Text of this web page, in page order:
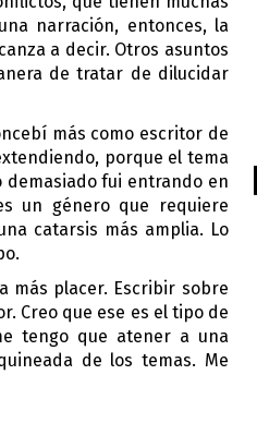
narración, entonces, la
a decir. Otros asuntos
de tratar de dilucidar
más como escritor de
porque el tema
demasiado fui entrando en
un género que requiere
catarsis más amplia. Lo
más placer. Escribir sobre
Creo que ese es el tipo de
tengo que atener a una
de los temas. Me